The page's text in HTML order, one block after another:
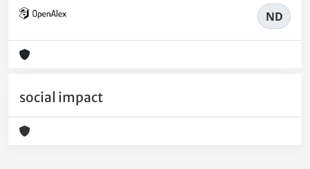
ND
social impact